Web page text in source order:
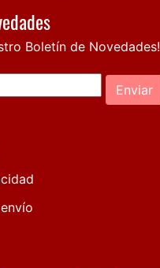
Boletín de Novedades!
Enviar